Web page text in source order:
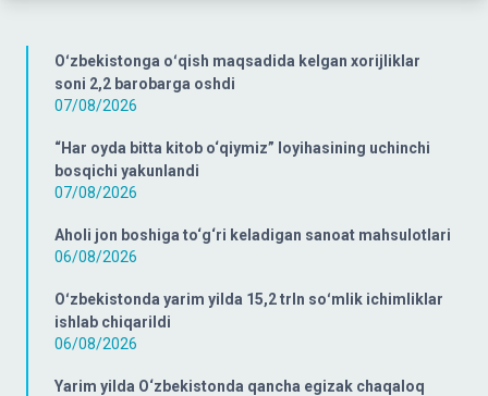
Oʻzbekistonga oʻqish maqsadida kelgan xorijliklar
soni 2,2 barobarga oshdi
07/08/2026
“Har oyda bitta kitob o‘qiymiz” loyihasining uchinchi
bosqichi yakunlandi
07/08/2026
Aholi jon boshiga to‘g‘ri keladigan sanoat mahsulotlari
06/08/2026
Oʻzbekistonda yarim yilda 15,2 trln soʻmlik ichimliklar
ishlab chiqarildi
06/08/2026
Yarim yilda O‘zbekistonda qancha egizak chaqaloq